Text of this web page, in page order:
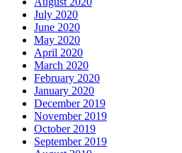
July 2020
June 2020
May 2020
April 2020
March 2020
February 2020
January 2020
December 2019
November 2019
October 2019
September 2019